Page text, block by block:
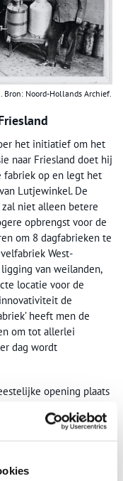
Bron: Noord-Hollands Archief.
het initiatief om het
naar Friesland doet hij
fabriek op en legt het
Lutjewinkel. De
niet alleen betere
opbrengst voor de
om 8 dagfabrieken te
West-
van weilanden,
locatie voor de
de
heeft men de
om tot allerlei
dag wordt
opening plaats
Die avond
en – ondanks een
van ‘Lut’. Al